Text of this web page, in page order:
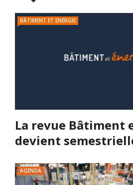
BÂTIMENT ET ENERGIE
La revue Bâtiment
devient
AGENDA